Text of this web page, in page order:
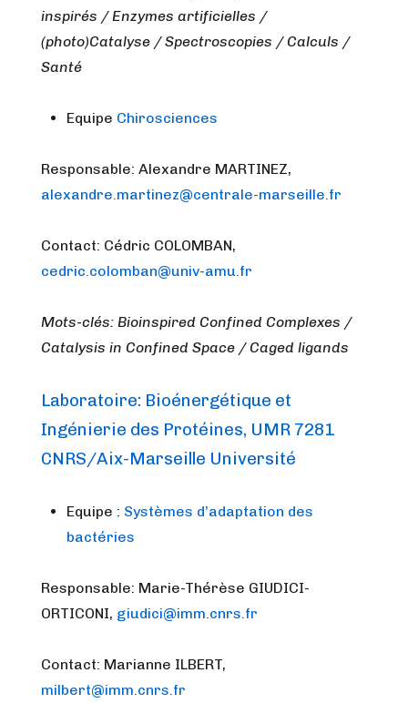
inspirés / Enzymes artificielles /
(photo)Catalyse / Spectroscopies / Calculs /
Santé
Equipe Chirosciences
Responsable: Alexandre MARTINEZ,
alexandre.martinez@centrale-marseille.fr
Contact: Cédric COLOMBAN,
cedric.colomban@univ-amu.fr
Mots-clés: Bioinspired Confined Complexes /
Catalysis in Confined Space / Caged ligands
Laboratoire: Bioénergétique et
Ingénierie des Protéines, UMR 7281
CNRS/Aix-Marseille Université
Equipe : Systèmes d’adaptation des
bactéries
Responsable: Marie-Thérèse GIUDICI-
ORTICONI, giudici@imm.cnrs.fr
Contact: Marianne ILBERT,
milbert@imm.cnrs.fr